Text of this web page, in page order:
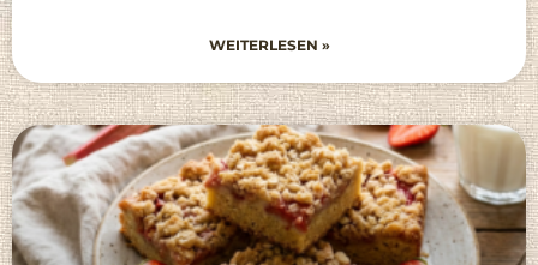
WEITERLESEN »